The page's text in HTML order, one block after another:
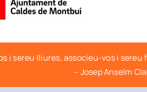
i sereu lliures, associeu-vos i
⏤ Josep Anselm